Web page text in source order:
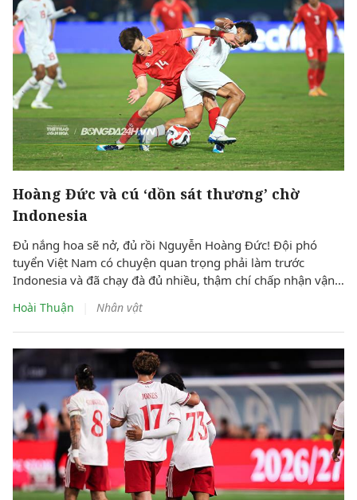
Hoàng Đức và cú ‘dồn sát thương’ chờ
Indonesia
Đủ nắng hoa sẽ nở, đủ rồi Nguyễn Hoàng Đức! Đội phó
tuyển Việt Nam có chuyện quan trọng phải làm trước
Indonesia và đã chạy đà đủ nhiều, thậm chí chấp nhận vận
Pakansari.
Hoài Thuận Nhân vật